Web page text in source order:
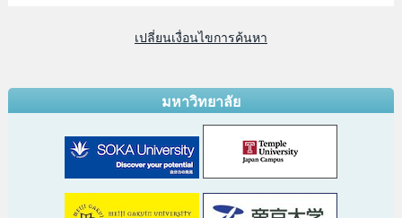
เปลี่ยนเงื่อนไขการค้นหา
มหาวิทยาลัย